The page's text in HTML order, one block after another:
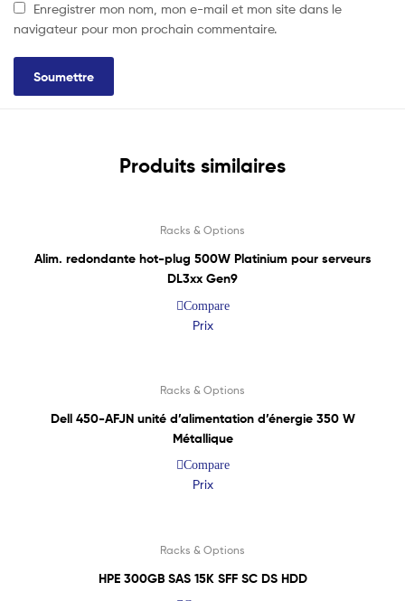
Enregistrer mon nom, mon e-mail et mon site dans le
navigateur pour mon prochain commentaire.
Produits similaires
Racks & Options
Alim. redondante hot-plug 500W Platinium pour serveurs
DL3xx Gen9
Compare
Prix
Racks & Options
Dell 450-AFJN unité d’alimentation d’énergie 350 W
Métallique
Compare
Prix
Racks & Options
HPE 300GB SAS 15K SFF SC DS HDD